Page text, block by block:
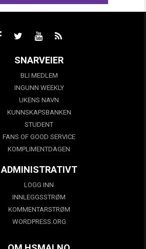
SNARVEIER
BLI MEDLEM
INGUNN WEEKLY
UKENS NAVN
KUNNSKAPSBANKEN
STUDENT
FANS OF GOOD SERVICE
KOMPLIMENTDAGEN
ADMINISTRATIVT
LOGG INN
INNLEGGSSTRØM
KOMMENTARSTRØM
WORDPRESS.ORG